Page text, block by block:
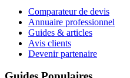
Comparateur de devis
Annuaire professionnel
Guides & articles
Avis clients
Devenir partenaire